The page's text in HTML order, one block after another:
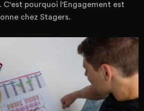
C'est pourquoi l'Engagement est
chez Stagers.